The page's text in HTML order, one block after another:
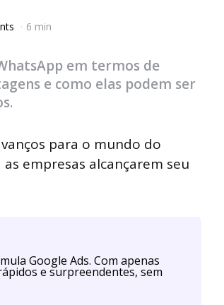
6 min
em termos de
e como elas podem ser
para o mundo do
empresas alcançarem seu
Google Ads. Com apenas
e surpreendentes, sem